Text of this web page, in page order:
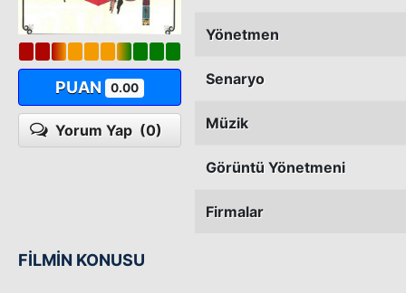
PUAN 0.00
Yorum Yap (0)
Yönetmen
Senaryo
Müzik
Görüntü Yönetmeni
Firmalar
FİLMİN KONUSU